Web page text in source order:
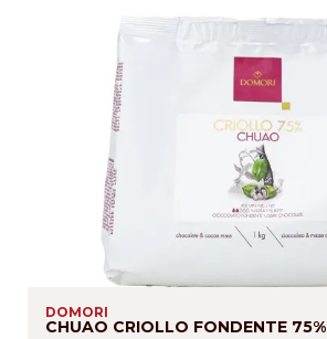
DOMORI
CHUAO CRIOLLO FONDENTE 75%